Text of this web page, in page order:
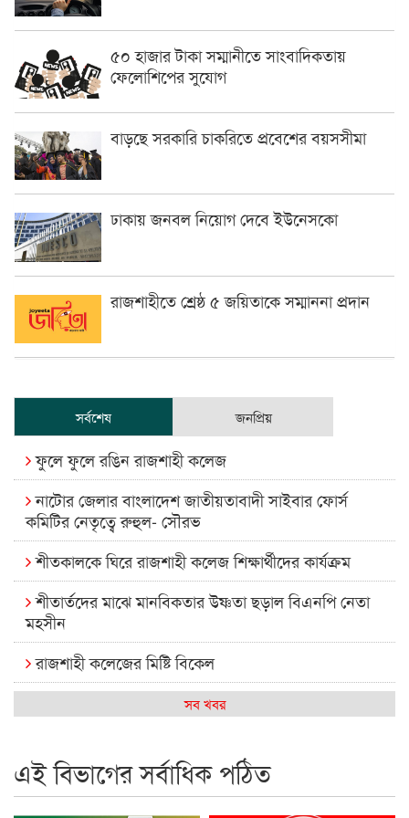
৫০ হাজার টাকা সম্মানীতে সাংবাদিকতায়
ফেলোশিপের সুযোগ
বাড়ছে সরকারি চাকরিতে প্রবেশের বয়সসীমা
ঢাকায় জনবল নিয়োগ দেবে ইউনেসকো
রাজশাহীতে শ্রেষ্ঠ ৫ জয়িতাকে সম্মাননা প্রদান
সর্বশেষ জনপ্রিয়
ফুলে ফুলে রঙিন রাজশাহী কলেজ
নাটোর জেলার বাংলাদেশ জাতীয়তাবাদী সাইবার ফোর্স
কমিটির নেতৃত্বে রুহুল- সৌরভ
শীতকালকে ঘিরে রাজশাহী কলেজ শিক্ষার্থীদের কার্যক্রম
শীতার্তদের মাঝে মানবিকতার উষ্ণতা ছড়াল বিএনপি নেতা
মহসীন
রাজশাহী কলেজের মিষ্টি বিকেল
কেমন আছে আমাদের দেশের মধ্যবিত্তরা
রাজশাইন একাডেমির ফল প্রকাশ ও পুরস্কার বিতরণ
সব খবর
এই বিভাগের সর্বাধিক পঠিত